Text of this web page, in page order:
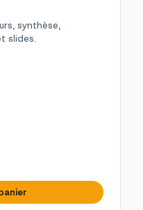
synthèse,
slides.